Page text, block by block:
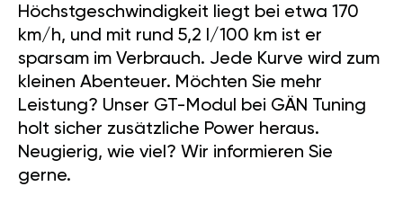
Höchstgeschwindigkeit liegt bei etwa 170
km/h, und mit rund 5,2 l/100 km ist er
sparsam im Verbrauch. Jede Kurve wird zum
kleinen Abenteuer. Möchten Sie mehr
Leistung? Unser GT-Modul bei GÄN Tuning
holt sicher zusätzliche Power heraus.
Neugierig, wie viel? Wir informieren Sie
gerne.